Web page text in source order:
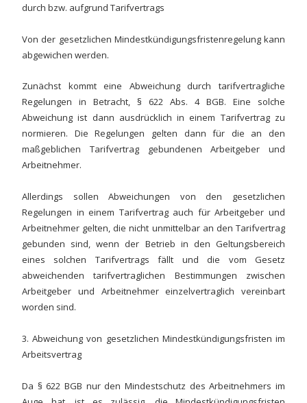
durch bzw. aufgrund Tarifvertrags
Von der gesetzlichen Mindestkündigungsfristenregelung kann
abgewichen werden.
Zunächst kommt eine Abweichung durch tarifvertragliche
Regelungen in Betracht, § 622 Abs. 4 BGB. Eine solche
Abweichung ist dann ausdrücklich in einem Tarifvertrag zu
normieren. Die Regelungen gelten dann für die an den
maßgeblichen Tarifvertrag gebundenen Arbeitgeber und
Arbeitnehmer.
Allerdings sollen Abweichungen von den gesetzlichen
Regelungen in einem Tarifvertrag auch für Arbeitgeber und
Arbeitnehmer gelten, die nicht unmittelbar an den Tarifvertrag
gebunden sind, wenn der Betrieb in den Geltungsbereich
eines solchen Tarifvertrags fällt und die vom Gesetz
abweichenden tarifvertraglichen Bestimmungen zwischen
Arbeitgeber und Arbeitnehmer einzelvertraglich vereinbart
worden sind.
3. Abweichung von gesetzlichen Mindestkündigungsfristen im
Arbeitsvertrag
Da § 622 BGB nur den Mindestschutz des Arbeitnehmers im